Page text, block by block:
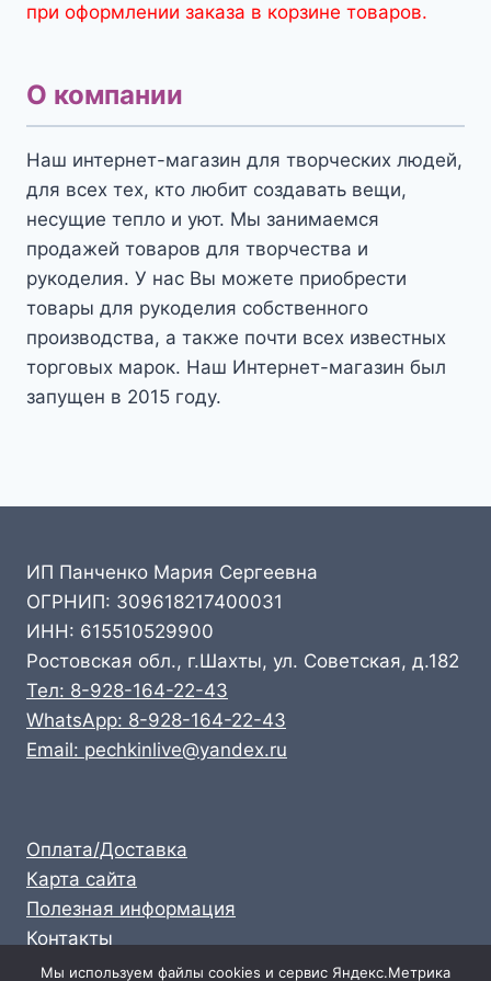
при оформлении заказа в корзине товаров.
О компании
Наш интернет-магазин для творческих людей,
для всех тех, кто любит создавать вещи,
несущие тепло и уют. Мы занимаемся
продажей товаров для творчества и
рукоделия. У нас Вы можете приобрести
товары для рукоделия собственного
производства, а также почти всех известных
торговых марок. Наш Интернет-магазин был
запущен в 2015 году.
ИП Панченко Мария Сергеевна
ОГРНИП: 309618217400031
ИНН: 615510529900
Ростовская обл., г.Шахты, ул. Советская, д.182
Тел: 8-928-164-22-43
WhatsApp: 8-928-164-22-43
Email: pechkinlive@yandex.ru
Оплата/Доставка
Карта сайта
Полезная информация
Контакты
Личный кабинет
Мы используем файлы cookies и сервис Яндекс.Метрика